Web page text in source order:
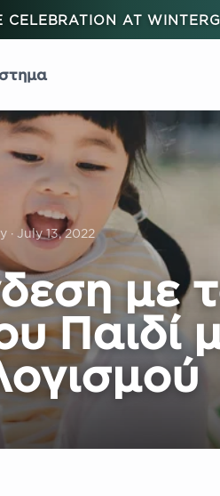
AT
· July 13, 2022
με
Παιδί